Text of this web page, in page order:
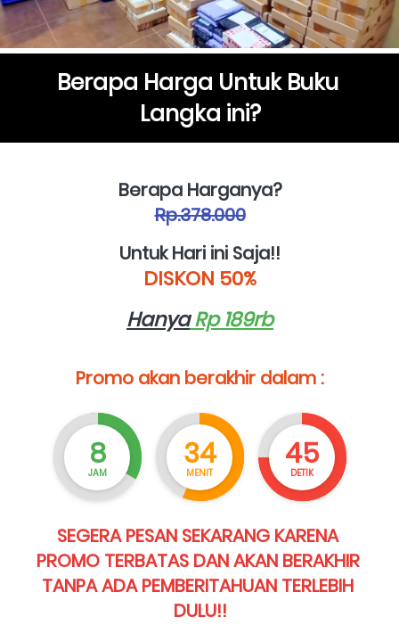
Berapa Harga Untuk Buku
Langka ini?
Berapa Harganya?
Rp.378.000
Untuk Hari ini Saja!!
DISKON 50%
Hanya Rp 189rb
Promo akan berakhir dalam :
8
JAM
34
MENIT
43
DETIK
SEGERA PESAN SEKARANG KARENA
PROMO TERBATAS DAN AKAN BERAKHIR
TANPA ADA PEMBERITAHUAN TERLEBIH
DULU!!